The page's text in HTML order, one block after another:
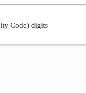
Code) digits